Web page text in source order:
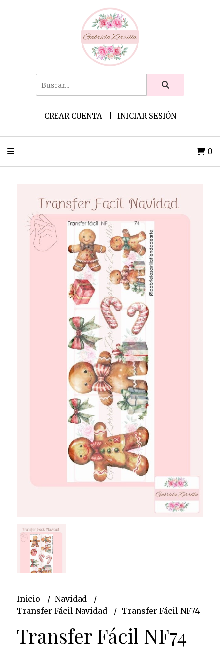
CREAR CUENTA INICIAR SESIÓN
0
Inicio
Navidad
Transfer Fácil Navidad
Transfer Fácil NF74
Transfer Fácil NF74